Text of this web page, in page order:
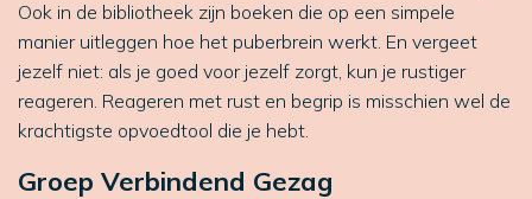
Ook in de bibliotheek zijn boeken die op een simpele
manier uitleggen hoe het puberbrein werkt. En vergeet
jezelf niet: als je goed voor jezelf zorgt, kun je rustiger
reageren. Reageren met rust en begrip is misschien wel de
krachtigste opvoedtool die je hebt.
Groep Verbindend Gezag